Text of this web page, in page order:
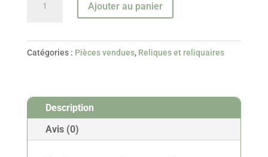
Perpetue
XVIIIe
Ajouter au panier
Catégories : Pièces vendues, Reliques et reliquaires
Description
Avis (0)